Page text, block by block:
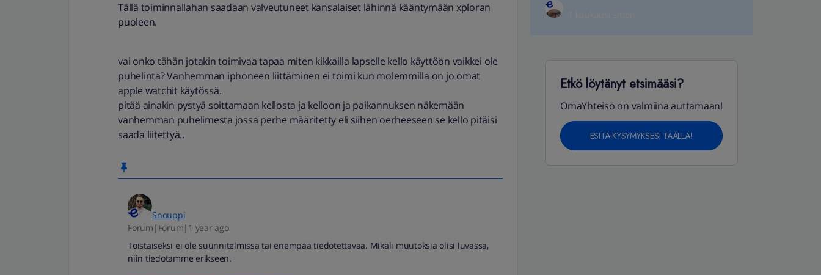
Tällä toiminnallahan saadaan valveutuneet kansalaiset lähinnä kääntymään xploran
puoleen.
vai onko tähän jotakin toimivaa tapaa miten kikkailla lapselle kello käyttöön vaikkei ole
puhelinta? Vanhemman iphoneen liittäminen ei toimi kun molemmilla on jo omat
apple watchit käytössä.
pitää ainakin pystyä soittamaan kellosta ja kelloon ja paikannuksen näkemään
vanhemman puhelimesta jossa perhe määritetty eli siihen oerheeseen se kello pitäisi
saada liitettyä..
Snouppi
Forum|Forum|1 year ago
Toistaiseksi ei ole suunnitelmissa tai enempää tiedotettavaa. Mikäli muutoksia olisi luvassa,
niin tiedotamme erikseen.
Etkö löytänyt etsimääsi?
OmaYhteisö on valmiina auttamaan!
ESITÄ KYSYMYKSESI TÄÄLLÄ!